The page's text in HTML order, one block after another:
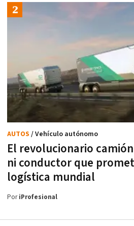
El revolucionario
ni conductor que
logística mundial
AUTOS / Vehículo autónomo
PoriProfesional